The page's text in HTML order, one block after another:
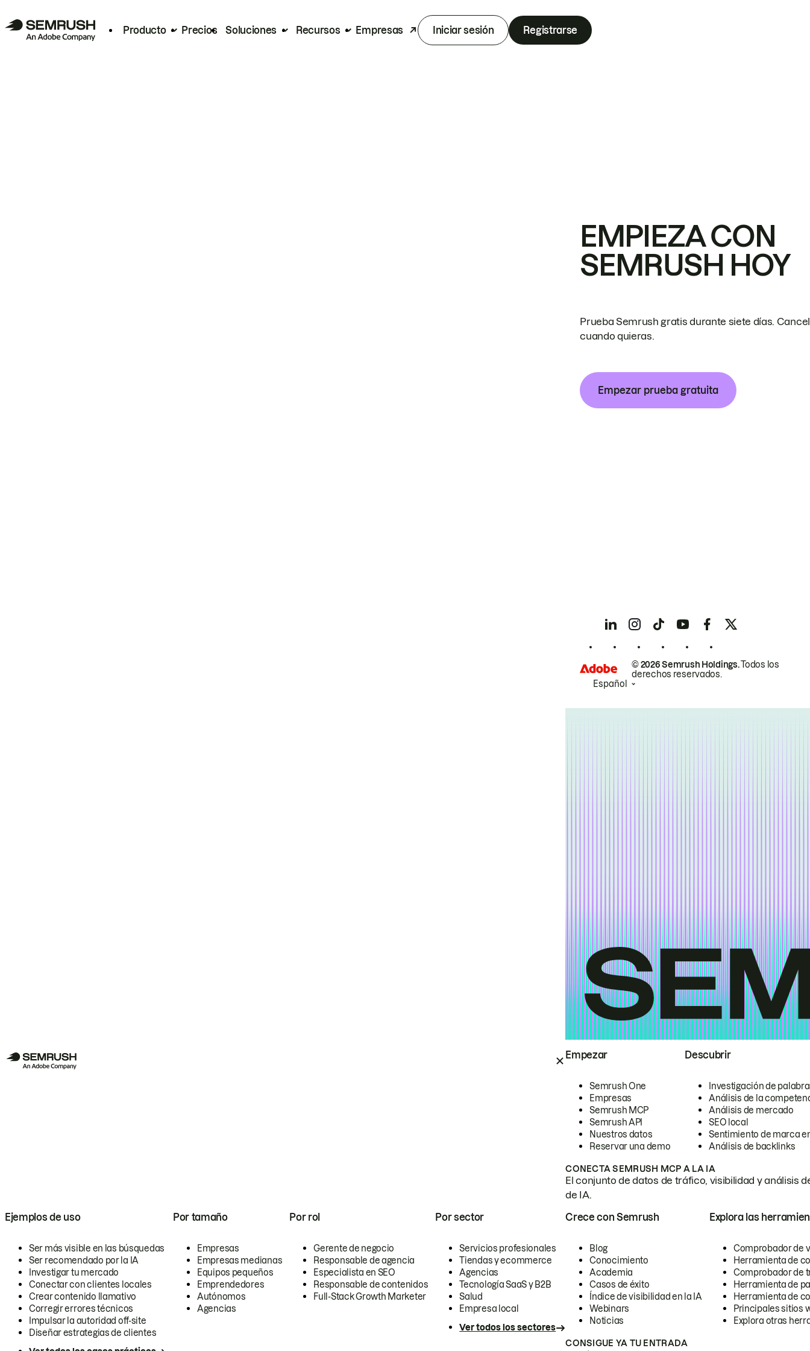
Producto Precios Soluciones Recursos Empresas Iniciar sesión Registrarse
Empezar
Semrush One
Empresas
Semrush MCP
Semrush API
Nuestros datos
Reservar una demo
Descubrir
Investigación de
Análisis de la
Análisis de mercado
SEO local
Sentimiento de marca
Análisis de backlinks
CONECTA SEMRUSH MCP A LA IA
El conjunto de datos de tráfico, visibilidad y análisis
de IA.
Ejemplos de uso
Ser más visible en las búsquedas
Ser recomendado por la IA
Investigar tu mercado
Conectar con clientes locales
Crear contenido llamativo
Corregir errores técnicos
Impulsar la autoridad off-site
Diseñar estrategias de clientes
Por tamaño
Empresas
Empresas medianas
Equipos pequeños
Emprendedores
Autónomos
Agencias
Por rol
Gerente de negocio
Responsable de agencia
Especialista en SEO
Responsable de contenidos
Full-Stack Growth Marketer
Por sector
Servicios profesionales
Tiendas y ecommerce
Agencias
Tecnología SaaS y B2B
Salud
Empresa local
Ver todos los sectores
Crece con Semrush
Blog
Conocimiento
Academia
Casos de éxito
Índice de visibilidad en la IA
Webinars
Noticias
Explora las
Comprobador de
Herramienta de
Comprobador de
Herramienta de
Herramienta de
Principales sitios
Explora otras
CONSIGUE YA TU ENTRADA
EMPIEZA CON
SEMRUSH HOY
Prueba Semrush gratis durante siete días.
cuando quieras.
Empezar prueba gratuita
© 2026 Semrush Holdings.Todos los
derechos reservados.
Español